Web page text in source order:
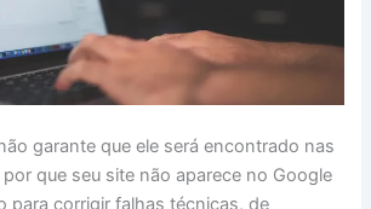
garante que ele será encontrado nas
que seu site não aparece no Google
para corrigir falhas técnicas, de